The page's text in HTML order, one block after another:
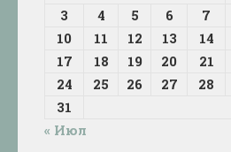
3
4 5 6 7
10
11 12 13 14
17
18 19 20 21
24
25 26 27 28
31
« Июл